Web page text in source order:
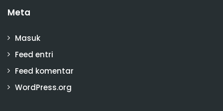
Meta
Masuk
Feed entri
Feed komentar
WordPress.org